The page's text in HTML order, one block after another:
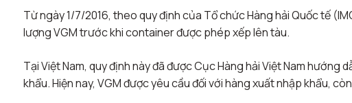
Từ ngày 1/7/2016, theo quy định của Tổ chức Hàng hải Quốc tế
lượng VGM trước khi container được phép xếp lên tàu.
Tại Việt Nam, quy định này đã được Cục Hàng hải Việt Nam
khẩu. Hiện nay, VGM được yêu cầu đối với hàng xuất nhập khẩu,